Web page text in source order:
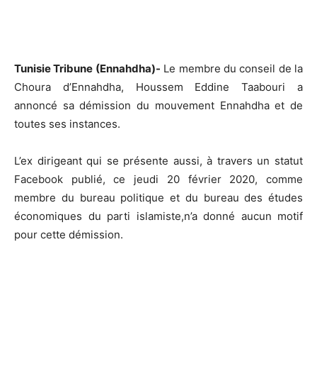
Tunisie Tribune (Ennahdha)- Le membre du conseil de la
Choura d’Ennahdha, Houssem Eddine Taabouri a
annoncé sa démission du mouvement Ennahdha et de
toutes ses instances.
L’ex dirigeant qui se présente aussi, à travers un statut
Facebook publié, ce jeudi 20 février 2020, comme
membre du bureau politique et du bureau des études
économiques du parti islamiste,n’a donné aucun motif
pour cette démission.